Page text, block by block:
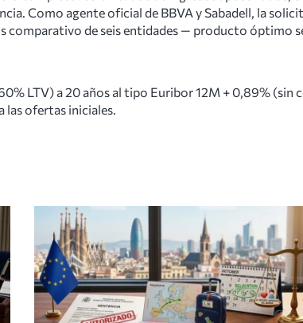
Como agente oficial de BBVA y Sabadell, la
comparativo de seis entidades — producto óptimo
LTV) a 20 años al tipo Euribor 12M + 0,89% (sin
las ofertas iniciales.